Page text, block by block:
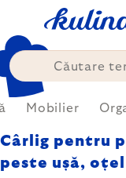
conținut
Mobilier
Cârlig pentru
peste ușă,